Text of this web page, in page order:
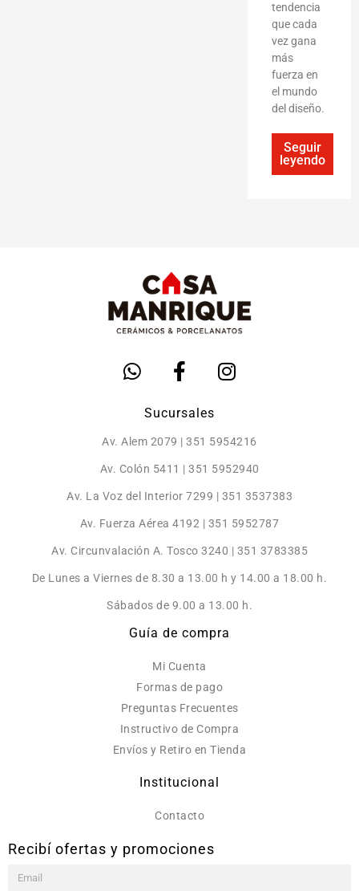
tendencia
que cada
vez gana
más
fuerza en
el mundo
del diseño.
Seguir
leyendo
Sucursales
Av. Alem 2079 | 351 5954216
Av. Colón 5411 | 351 5952940
Av. La Voz del Interior 7299 | 351 3537383
Av. Fuerza Aérea 4192 | 351 5952787
Av. Circunvalación A. Tosco 3240 | 351 3783385
De Lunes a Viernes de 8.30 a 13.00 h y 14.00 a 18.00 h.
Sábados de 9.00 a 13.00 h.
Guía de compra
Mi Cuenta
Formas de pago
Preguntas Frecuentes
Instructivo de Compra
Envíos y Retiro en Tienda
Institucional
Contacto
Recibí ofertas y promociones